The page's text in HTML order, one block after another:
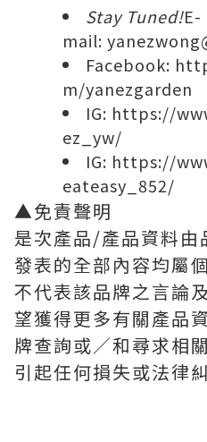
Stay Tuned!E-
mail:
Facebook:
m/yanezgarden
IG: https://
ez_yw/
IG: https://
eateasy_852/
▲免責聲明
是次產品/產品資料由
發表的全部內容均屬
不代表該品牌之言論
望獲得更多有關產品
牌查詢或∕和尋求相
引起任何損失或法律